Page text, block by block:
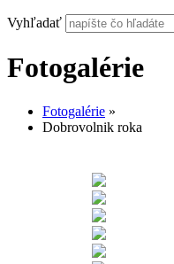
Vyhľadať
Fotogalérie
Fotogalérie »
Dobrovolnik roka